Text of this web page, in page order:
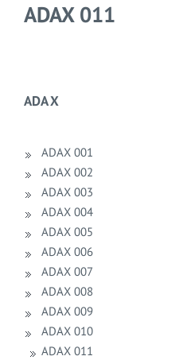
ADAX 011
ADA X
ADAX 001
ADAX 002
ADAX 003
ADAX 004
ADAX 005
ADAX 006
ADAX 007
ADAX 008
ADAX 009
ADAX 010
ADAX 011